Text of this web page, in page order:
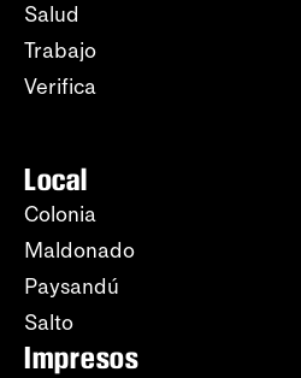
Salud
Trabajo
Verifica
Local
Colonia
Maldonado
Paysandú
Salto
Impresos